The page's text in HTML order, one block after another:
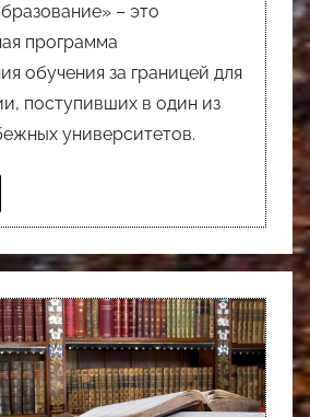
– это
программа
обучения за границей для
поступивших в один из
университетов.